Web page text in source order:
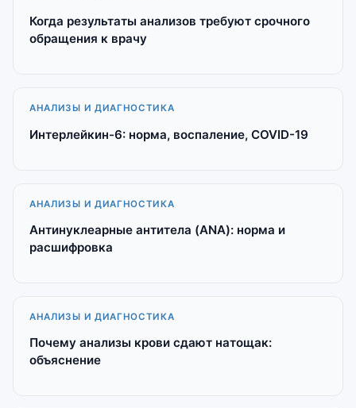
Когда результаты анализов требуют срочного
обращения к врачу
АНАЛИЗЫ И ДИАГНОСТИКА
Интерлейкин-6: норма, воспаление, COVID-19
АНАЛИЗЫ И ДИАГНОСТИКА
Антинуклеарные антитела (ANA): норма и
расшифровка
АНАЛИЗЫ И ДИАГНОСТИКА
Почему анализы крови сдают натощак:
объяснение